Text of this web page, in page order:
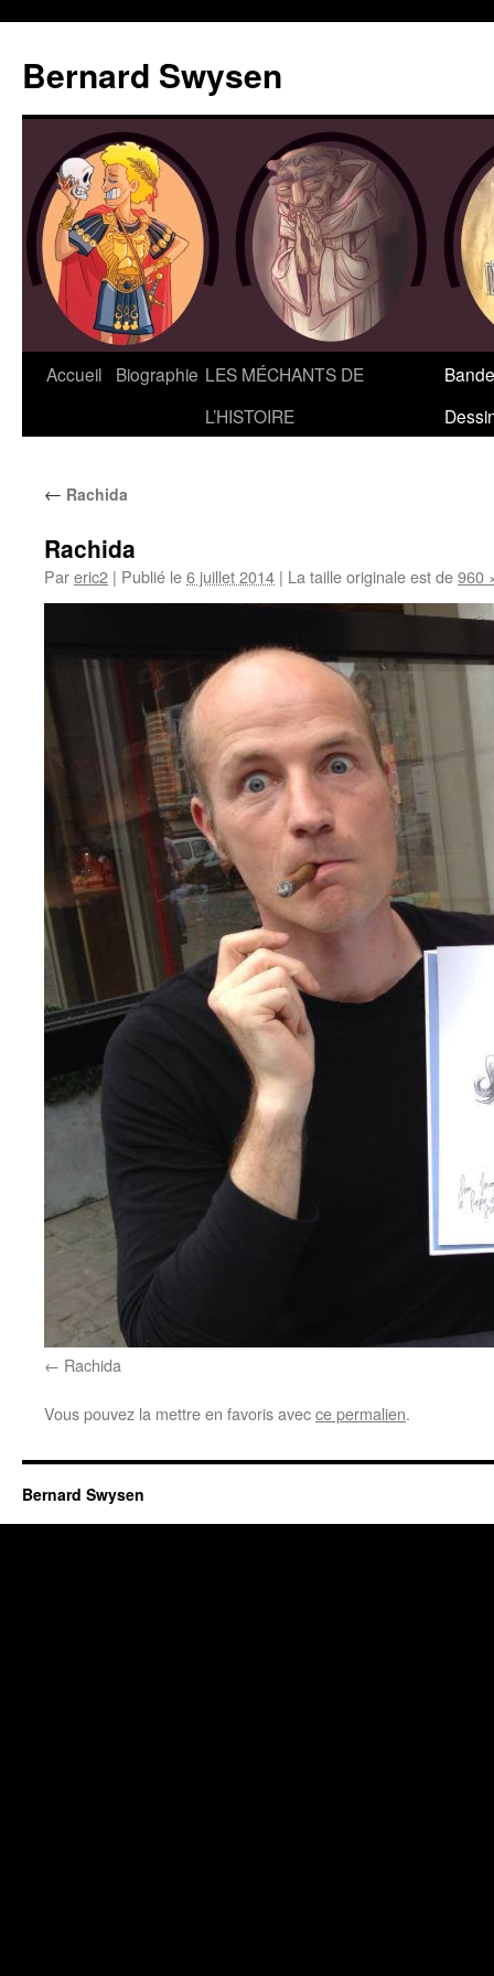
Bernard Swysen
Accueil Biographie LES MÉCHANTS DE
L’HISTOIRE
← Rachida
Rachida
Pareric2 | Publié le6 juillet 2014 | La taille originale est de960
Rachida
Vous pouvez la mettre en favoris avecce permalien.
Bernard Swysen